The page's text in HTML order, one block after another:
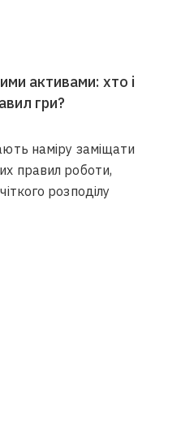
активами: хто і
гри?
наміру заміщати
правил роботи,
розподілу